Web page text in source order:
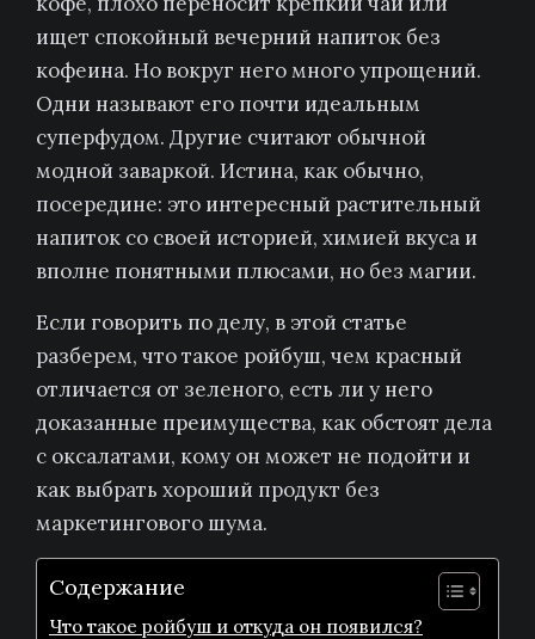
ищет спокойный вечерний напиток без
кофеина. Но вокруг него много упрощений.
Одни называют его почти идеальным
суперфудом. Другие считают обычной
модной заваркой. Истина, как обычно,
посередине: это интересный растительный
напиток со своей историей, химией вкуса и
вполне понятными плюсами, но без магии.
Если говорить по делу, в этой статье
разберем, что такое ройбуш, чем красный
отличается от зеленого, есть ли у него
доказанные преимущества, как обстоят дела
с оксалатами, кому он может не подойти и
как выбрать хороший продукт без
маркетингового шума.
Содержание
Что такое ройбуш и откуда он появился?